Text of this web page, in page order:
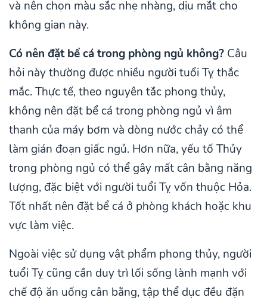
và nên chọn màu sắc nhẹ nhàng, dịu mắt cho
không gian này.
Có nên đặt bể cá trong phòng ngủ không? Câu
hỏi này thường được nhiều người tuổi Tỵ thắc
mắc. Thực tế, theo nguyên tắc phong thủy,
không nên đặt bể cá trong phòng ngủ vì âm
thanh của máy bơm và dòng nước chảy có thể
làm gián đoạn giấc ngủ. Hơn nữa, yếu tố Thủy
trong phòng ngủ có thể gây mất cân bằng năng
lượng, đặc biệt với người tuổi Tỵ vốn thuộc Hỏa.
Tốt nhất nên đặt bể cá ở phòng khách hoặc khu
vực làm việc.
Ngoài việc sử dụng vật phẩm phong thủy, người
tuổi Tỵ cũng cần duy trì lối sống lành mạnh với
chế độ ăn uống cân bằng, tập thể dục đều đặn